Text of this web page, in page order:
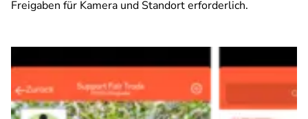
Freigaben für Kamera und Standort erforderlich.